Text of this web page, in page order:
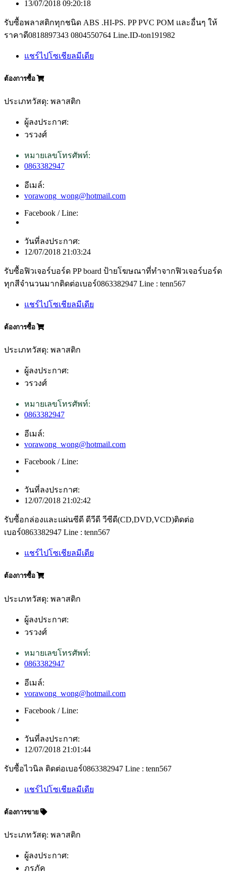
13/07/2018 09:20:18
รับซื้อพลาสติกทุกชนิด ABS .HI-PS. PP PVC POM และอื่นๆ ให้
ราคาดี0818897343 0804550764 Line.ID-ton191982
แชร์ไปโซเชียลมีเดีย
ต้องการซื้อ
ประเภทวัสดุ: พลาสติก
ผู้ลงประกาศ:
วรวงศ์
หมายเลขโทรศัพท์:
0863382947
อีเมล์:
vorawong_wong@hotmail.com
Facebook / Line:
วันที่ลงประกาศ:
12/07/2018 21:03:24
รับซื้อฟิวเจอร์บอร์ด PP board ป้ายโฆษณาที่ทำจากฟิวเจอร์บอร์ด
ทุกสีจำนวนมากติดต่อเบอร์0863382947 Line : tenn567
แชร์ไปโซเชียลมีเดีย
ต้องการซื้อ
ประเภทวัสดุ: พลาสติก
ผู้ลงประกาศ:
วรวงศ์
หมายเลขโทรศัพท์:
0863382947
อีเมล์:
vorawong_wong@hotmail.com
Facebook / Line:
วันที่ลงประกาศ:
12/07/2018 21:02:42
รับซื้อกล่องและแผ่นซีดี ดีวีดี วีซีดี(CD,DVD,VCD)ติดต่อ
เบอร์0863382947 Line : tenn567
แชร์ไปโซเชียลมีเดีย
ต้องการซื้อ
ประเภทวัสดุ: พลาสติก
ผู้ลงประกาศ:
วรวงศ์
หมายเลขโทรศัพท์:
0863382947
อีเมล์:
vorawong_wong@hotmail.com
Facebook / Line:
วันที่ลงประกาศ:
12/07/2018 21:01:44
รับซื้อไวนิล ติดต่อเบอร์0863382947 Line : tenn567
แชร์ไปโซเชียลมีเดีย
ต้องการขาย
ประเภทวัสดุ: พลาสติก
ผู้ลงประกาศ:
ภรภัค